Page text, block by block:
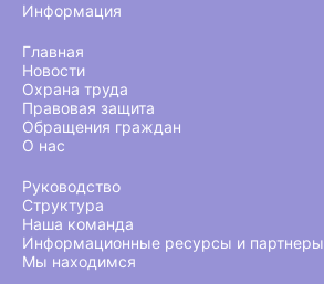
Информация
Главная
Новости
Охрана труда
Правовая защита
Обращения граждан
О нас
Руководство
Структура
Наша команда
Информационные ресурсы и партнеры
Мы находимся